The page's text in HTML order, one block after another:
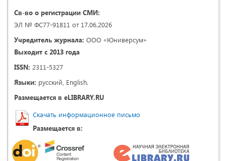
Св-во о регистрации СМИ:
ЭЛ № ФС77-91811 от 17.06.2026
Учредитель журнала: ООО «Юниверсум»
Выходит с 2013 года
ISSN: 2311-5327
Языки: русский, English.
Размещается в eLIBRARY.RU
Скачать информационное письмо
Размещается в: